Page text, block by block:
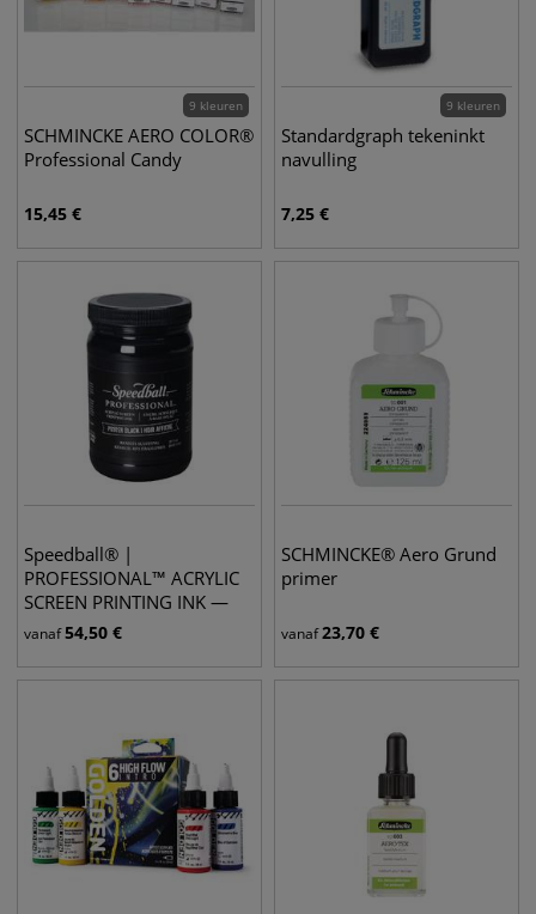
9 kleuren
SCHMINCKE AERO COLOR®
Professional Candy
15,45 €
9 kleuren
Standardgraph tekeninkt
navulling
7,25 €
Speedball® |
PROFESSIONAL™ ACRYLIC
SCREEN PRINTING INK —
Poster black
vanaf54,50 €
SCHMINCKE® Aero Grund
primer
vanaf23,70 €